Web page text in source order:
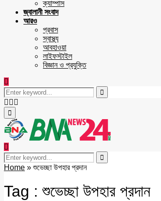
ক্যাম্পাস
জ্বালানী সংবাদ
আরও
প্রবাস
স্বাস্থ্য
আবহাওয়া
লাইফস্টাইল
বিজ্ঞান ও প্রযুক্তি
Search
for:
Search
Facebook
Twitter
Primary
Menu
Search
for:
Search
Home »শুভেচ্ছা উপহার প্রদান
Tag : শুভেচ্ছা উপহার প্রদান